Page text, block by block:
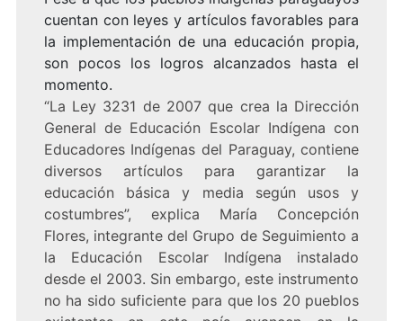
cuentan con leyes y artículos favorables para
la implementación de una educación propia,
son pocos los logros alcanzados hasta el
momento.
“La Ley 3231 de 2007 que crea la Dirección
General de Educación Escolar Indígena con
Educadores Indígenas del Paraguay, contiene
diversos artículos para garantizar la
educación básica y media según usos y
costumbres”, explica María Concepción
Flores, integrante del Grupo de Seguimiento a
la Educación Escolar Indígena instalado
desde el 2003. Sin embargo, este instrumento
no ha sido suficiente para que los 20 pueblos